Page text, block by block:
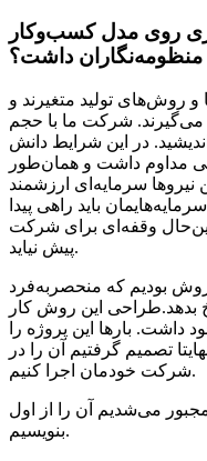
روی مدل کسب‌وکار
منظومه‌نگاران داشت؟
و روش‌های تولید متغیرند و
می‌گیرند. شرکت ما با حجم
در این شرایط دانش
مداوم داشت و همان‌طور
نیروها سرمایه‌ای ارزشمند
باید راهی پیدا
وقفه‌ای برای شرکت
پیش نیاید.
بودیم که منحصربه‌فرد
بدهد.طراحی این روش کار
داشت. بارها این پروژه را
تصمیم گرفتیم آن را در
شرکت خودمان اجرا کنیم.
مجبور می‌شدیم آن را از اول
بنویسیم.